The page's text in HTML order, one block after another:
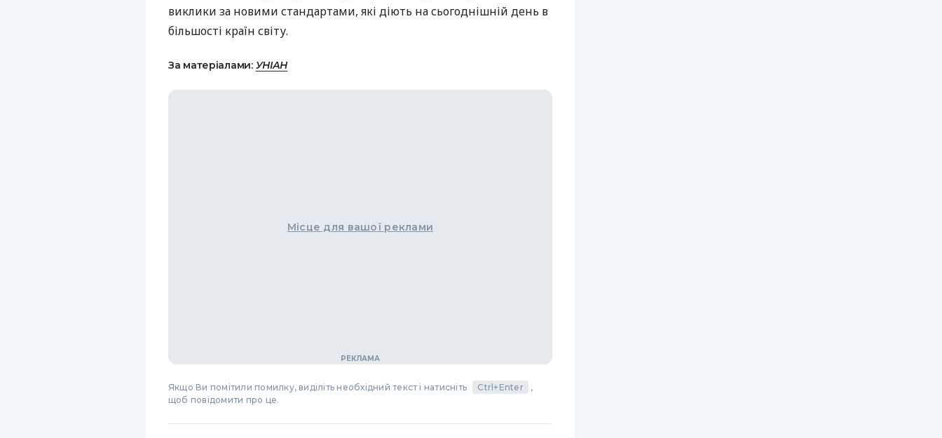
виклики за новими стандартами, які діють на сьогоднішній день в
більшості країн світу.
За матеріалами: УНІАН
Місце для вашої реклами
Якщо Ви помітили помилку, виділіть необхідний текст і натисніть Ctrl+Enter
,
щоб повідомити про це.